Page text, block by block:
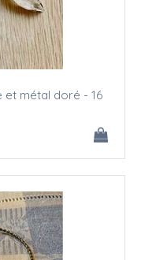
et métal doré - 16